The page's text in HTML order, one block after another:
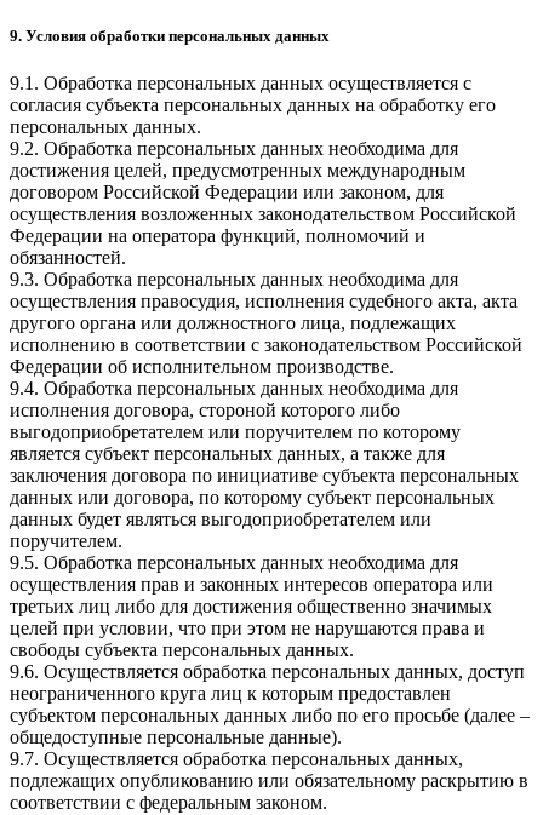
9. Условия обработки персональных данных
9.1. Обработка персональных данных осуществляется с
согласия субъекта персональных данных на обработку его
персональных данных.
9.2. Обработка персональных данных необходима для
достижения целей, предусмотренных международным
договором Российской Федерации или законом, для
осуществления возложенных законодательством Российской
Федерации на оператора функций, полномочий и
обязанностей.
9.3. Обработка персональных данных необходима для
осуществления правосудия, исполнения судебного акта, акта
другого органа или должностного лица, подлежащих
исполнению в соответствии с законодательством Российской
Федерации об исполнительном производстве.
9.4. Обработка персональных данных необходима для
исполнения договора, стороной которого либо
выгодоприобретателем или поручителем по которому
является субъект персональных данных, а также для
заключения договора по инициативе субъекта персональных
данных или договора, по которому субъект персональных
данных будет являться выгодоприобретателем или
поручителем.
9.5. Обработка персональных данных необходима для
осуществления прав и законных интересов оператора или
третьих лиц либо для достижения общественно значимых
целей при условии, что при этом не нарушаются права и
свободы субъекта персональных данных.
9.6. Осуществляется обработка персональных данных, доступ
неограниченного круга лиц к которым предоставлен
субъектом персональных данных либо по его просьбе (далее –
общедоступные персональные данные).
9.7. Осуществляется обработка персональных данных,
подлежащих опубликованию или обязательному раскрытию в
соответствии с федеральным законом.